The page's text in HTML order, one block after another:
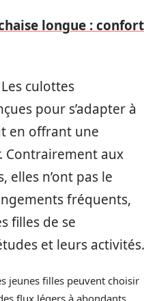
longue : confort
culottes
pour s’adapter à
en offrant une
Contrairement aux
elles n’ont pas le
fréquents,
filles de se
et leurs activités.
jeunes filles peuvent choisir
flux légers à abondants.